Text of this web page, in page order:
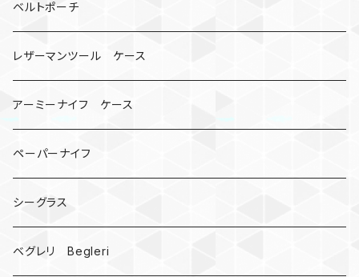
マルチツール
オニヤンマ
ビーズ
手裏剣
クロス十字架
ドリームキャッチャー
ティーホルダー
チューブ
コインケース
紙
カードケース
2カラー
ベルトポーチ
レザーマンツール ケース
アーミーナイフ ケース
ペーパーナイフ
シーグラス
ベグレリ Begleri